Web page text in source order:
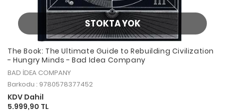
STOKTA YOK
The Book: The Ultimate Guide to Rebuilding Civilization
- Hungry Minds - Bad Idea Company
BAD İDEA COMPANY
Barkodu : 9780578377452
KDV Dahil
5.999,90 TL